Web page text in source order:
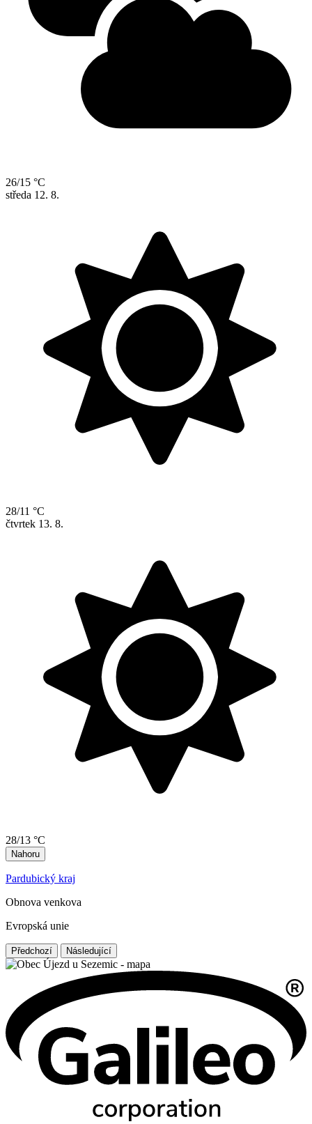
26/15 °C
středa 12. 8.
28/11 °C
čtvrtek 13. 8.
28/13 °C
Nahoru
Pardubický kraj
Obnova venkova
Evropská unie
Předchozí Následující